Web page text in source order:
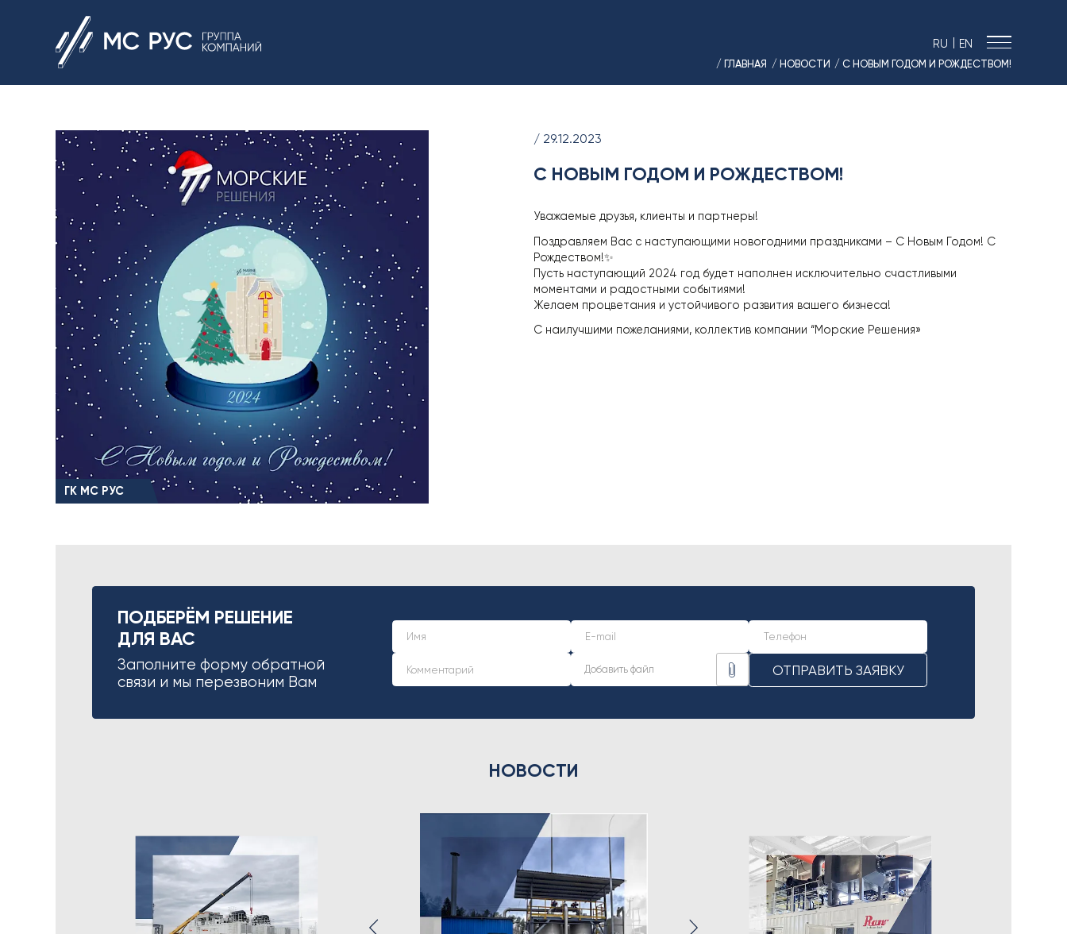
RU | EN
/ ГЛАВНАЯ / НОВОСТИ / С НОВЫМ ГОДОМ И РОЖДЕСТВОМ!
› ПРОЕКТИРОВАНИЕ
› МОТОЦИКЛЫ ТИМПТОН
› КОНТАКТЫ
› НОВОСТИ
› ВАКАНСИИ
ГК МС РУС
/ 29.12.2023
С НОВЫМ ГОДОМ И РОЖДЕСТВОМ!
Уважаемые друзья, клиенты и партнеры!
Поздравляем Вас с наступающими новогодними праздниками – С Новым Годом! С
Рождеством!✨
Пусть наступающий 2024 год будет наполнен исключительно счастливыми
моментами и радостными событиями!
Желаем процветания и устойчивого развития вашего бизнеса!
С наилучшими пожеланиями, коллектив компании “Морские Решения»
ПОДБЕРЁМ РЕШЕНИЕ
ДЛЯ ВАС
Заполните форму обратной
связи и мы перезвоним Вам
ОТПРАВИТЬ ЗАЯВКУ
НОВОСТИ